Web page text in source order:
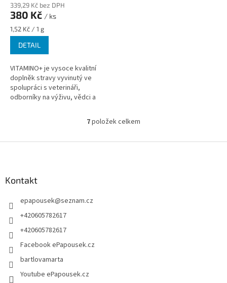
339,29 Kč bez DPH
380 Kč / ks
Měrná
cena:
1,52 Kč / 1 g
DETAIL
VITAMINO+ je vysoce kvalitní
doplněk stravy vyvinutý ve
spolupráci s veterináři,
odborníky na výživu, vědci a
O
l
7položek celkem
Kontakt
epapousek@seznam.cz
+420605782617
+420605782617
Facebook ePapousek.cz
bartlovamarta
Youtube ePapousek.cz